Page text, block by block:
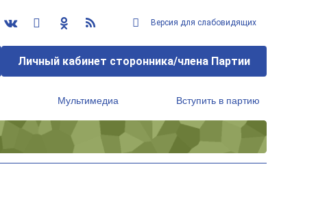
Версия для слабовидящих
Личный кабинет сторонника/члена Партии
Мультимедиа Вступить в партию